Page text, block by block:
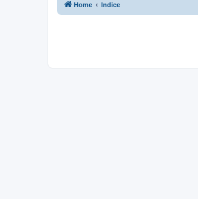
Home Indice